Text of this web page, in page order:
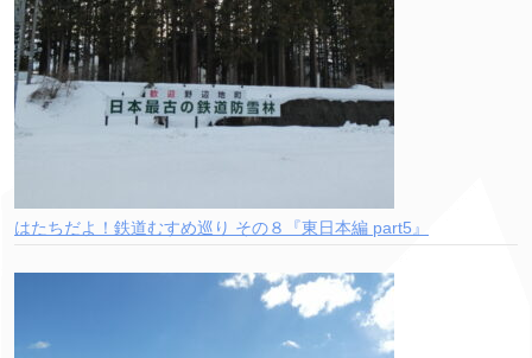
はたちだよ！鉄道むすめ巡り その８『東日本編 part5』